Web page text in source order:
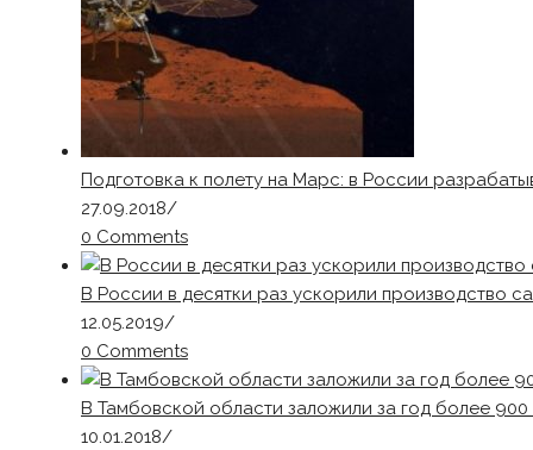
Подготовка к полету на Марс: в России
27.09.2018/
0 Comments
В России в десятки раз ускорили производство
12.05.2019/
0 Comments
В Тамбовской области заложили за год более
10.01.2018/